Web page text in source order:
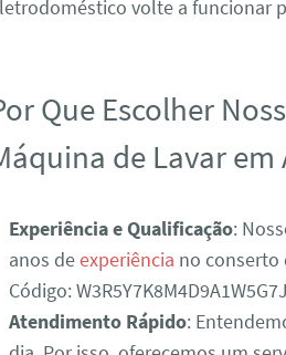
volte a funcionar
Que Escolher
de Lavar em
Experiência e Qualificação:
anos deexperiência no conserto
Código:
Atendimento Rápido: